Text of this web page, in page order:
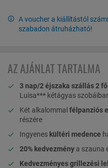
A voucher a kiállítástól
szabadon átruházható!
AZ AJÁNLAT TARTALMA
3 nap/2 éjszaka szállás 2
Luisa*** kétágyas
Két alkalommal félpanziós
részére
Ingyenes kültéri medence
20% kedvezmény a szauna
Kedvezményes grillezési